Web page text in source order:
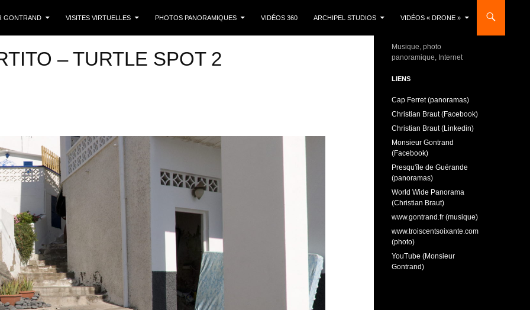
GONTRAND
VISITES VIRTUELLES PHOTOS PANORAMIQUES VIDÉOS 360 ARCHIPEL STUDIOS VIDÉOS « DRONE »
– TURTLE SPOT 2
Musique, photo
panoramique, Internet
LIENS
Cap Ferret (panoramas)
Christian Braut (Facebook)
Christian Braut (Linkedin)
Monsieur Gontrand
(Facebook)
Presqu'île de Guérande
(panoramas)
World Wide Panorama
(Christian Braut)
www.gontrand.fr (musique)
www.troiscentsoixante.com
(photo)
YouTube (Monsieur
Gontrand)